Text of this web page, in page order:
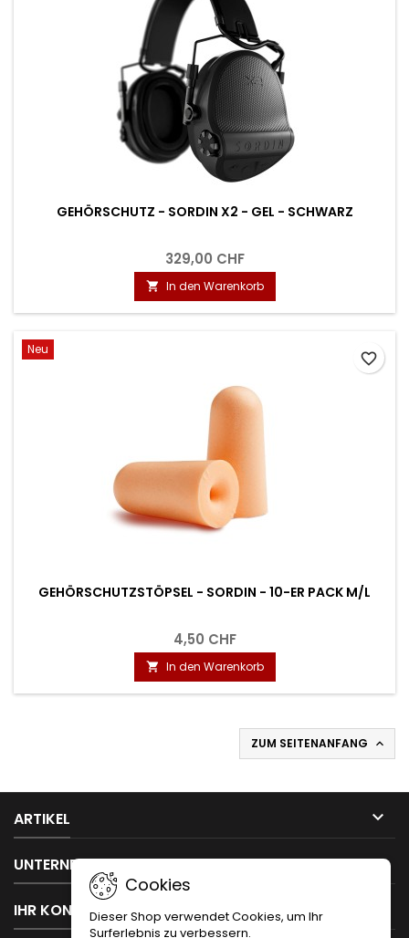
GEHÖRSCHUTZ - SORDIN X2 - GEL - SCHWARZ
329,00 CHF
 In den Warenkorb
Neu
GEHÖRSCHUTZSTÖPSEL - SORDIN - 10-ER PACK M/L
4,50 CHF
 In den Warenkorb
favorite_border
ZUM SEITENANFANG 
ARTIKEL 
UNTERNEHMEN 
IHR KONTO
Cookies
Dieser Shop verwendet Cookies, um Ihr
Surferlebnis zu verbessern.